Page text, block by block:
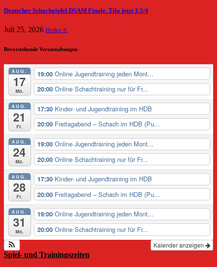
Deutscher Schachgipfel DSAM Finale. Tilo jetzt 3,5/4
Juli 25, 2026 Heiko S.
Bevorstehende Veranstaltungen
AUG.
17
Mo.
19:00 Online Jugendtraining jeden Mont...
20:00 Online Schachtraining nur für Fr...
AUG.
21
Fr.
17:30 Kinder- und Jugendtraining im HDB
20:00 Freitagabend – Schach im HDB (Pu...
AUG.
24
Mo.
19:00 Online Jugendtraining jeden Mont...
20:00 Online Schachtraining nur für Fr...
AUG.
28
Fr.
17:30 Kinder- und Jugendtraining im HDB
20:00 Freitagabend – Schach im HDB (Pu...
AUG.
31
Mo.
19:00 Online Jugendtraining jeden Mont...
20:00 Online Schachtraining nur für Fr...
Kalender anzeigen
Spiel- und Trainingszeiten